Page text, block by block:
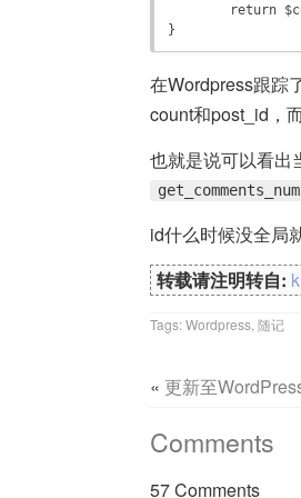
return
}
在Wordpress跟踪
count和post_id，
也就是说可以看出
id什么时候没全局
转载请注明转自:
Tags:Wordpress 随记
« 更新至
Comments
57 Comments